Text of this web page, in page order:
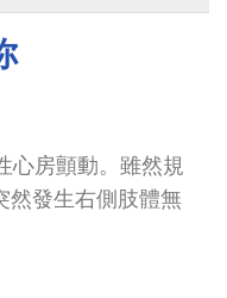
心房顫動。雖然規
然發生右側肢體無